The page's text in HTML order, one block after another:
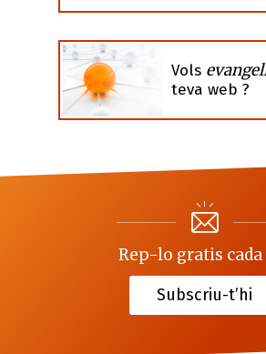
Vols
teva web ?
Rep-lo gratis cada
Subscriu-t’hi